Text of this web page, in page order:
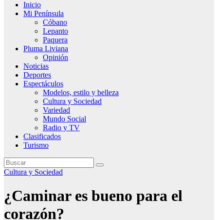
Inicio
Mi Península
Cóbano
Lepanto
Paquera
Pluma Liviana
Opinión
Noticias
Deportes
Espectáculos
Modelos, estilo y belleza
Cultura y Sociedad
Variedad
Mundo Social
Radio y TV
Clasificados
Turismo
Cultura y Sociedad
¿Caminar es bueno para el
corazón?